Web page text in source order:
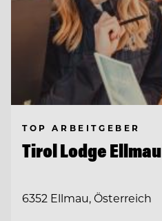
TOP ARBEITGEBER
Tirol Lodge Ellmau
6352 Ellmau, Österreich